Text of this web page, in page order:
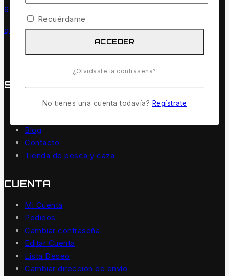
647 15 56 54
quinvaco@outlook.com
SOBRE QUINVACO
Inicio
Blog
Contacto
Tienda de pesca y caza
CUENTA
Mi Cuenta
Pedidos
Cambiar contraseña
Editar Cuenta
Lista Deseo
Cambiar dirección de envío
Recuérdame
ACCEDER
¿Olvidaste la contraseña?
No tienes una cuenta todavía? Regístrate